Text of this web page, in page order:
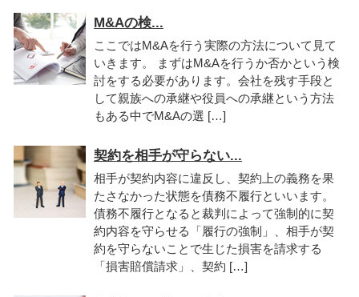
M&Aの検...
ここではM&Aを行う実際の方法について見て
いきます。 まずはM&Aを行うか否かという検
討をする必要があります。会社を残す手段と
して親族への承継や役員への承継という方法
もある中でM&Aの選 […]
契約を相手が守らない...
相手が契約内容に違反し、契約上の義務を果
たさなかった状態を債務不履行といいます。
債務不履行となると裁判によって強制的に契
約内容を守らせる「履行の強制」、相手が契
約を守らないことで生じた損害を請求する
「損害賠償請求」、契約 […]